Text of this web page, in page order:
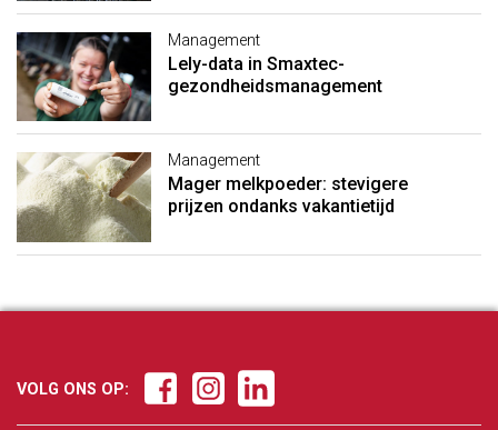
Management
Lely-data in Smaxtec-
gezondheidsmanagement
Management
Mager melkpoeder: stevigere
prijzen ondanks vakantietijd
VOLG ONS OP: